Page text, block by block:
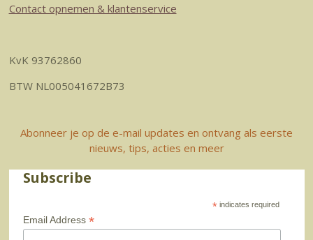
Contact opnemen & klantenservice
KvK 93762860
BTW NL005041672B73
Abonneer je op de e-mail updates en ontvang als eerste
nieuws, tips, acties en meer
Subscribe
* indicates required
Email Address *